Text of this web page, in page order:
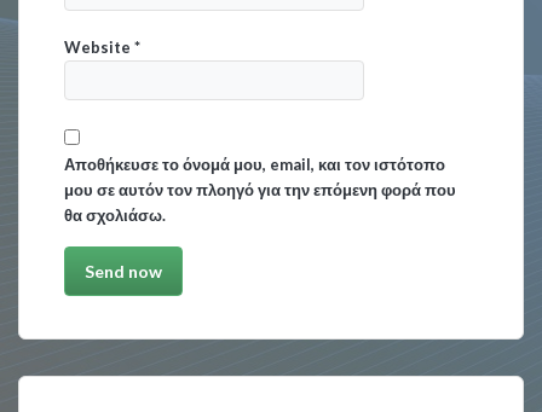
Website*
Αποθήκευσε το όνομά μου, email, και τον ιστότοπο
μου σε αυτόν τον πλοηγό για την επόμενη φορά που
θα σχολιάσω.